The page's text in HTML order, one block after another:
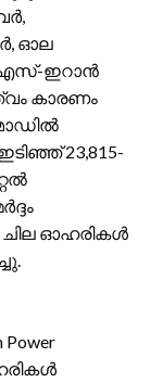
ഓല
ഇറാൻ
കാരണം
23,815-
ഓഹരികൾ